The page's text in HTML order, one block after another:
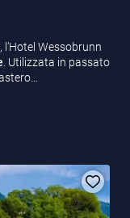
Wessobrunn
. Utilizzata in passato